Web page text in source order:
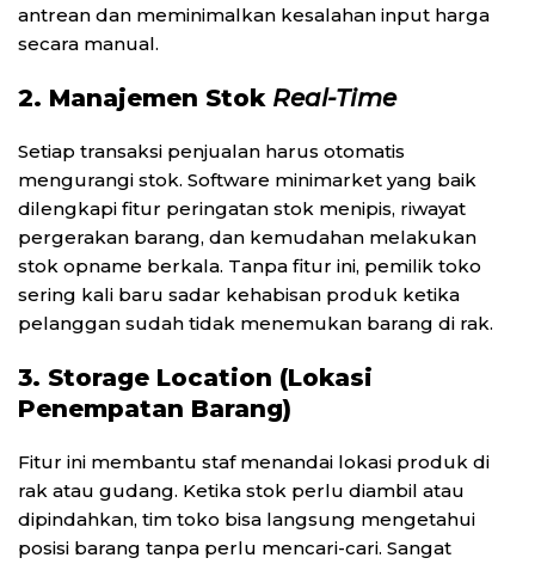
antrean dan meminimalkan kesalahan input harga
secara manual.
2. Manajemen Stok Real-Time
Setiap transaksi penjualan harus otomatis
mengurangi stok. Software minimarket yang baik
dilengkapi fitur peringatan stok menipis, riwayat
pergerakan barang, dan kemudahan melakukan
stok opname berkala. Tanpa fitur ini, pemilik toko
sering kali baru sadar kehabisan produk ketika
pelanggan sudah tidak menemukan barang di rak.
3. Storage Location (Lokasi
Penempatan Barang)
Fitur ini membantu staf menandai lokasi produk di
rak atau gudang. Ketika stok perlu diambil atau
dipindahkan, tim toko bisa langsung mengetahui
posisi barang tanpa perlu mencari-cari. Sangat